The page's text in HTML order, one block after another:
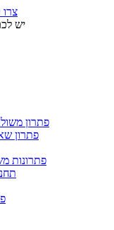
יש לכם
פתרון
פתרון
פתרונות